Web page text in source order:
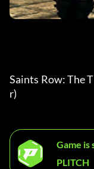
Saints Row: The
r)
Game is
PLITCH